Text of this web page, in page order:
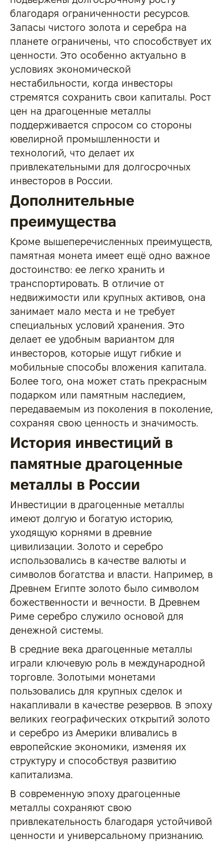
благодаря ограниченности ресурсов.
Запасы чистого золота и серебра на
планете ограничены, что способствует их
ценности. Это особенно актуально в
условиях экономической
нестабильности, когда инвесторы
стремятся сохранить свои капиталы. Рост
цен на драгоценные металлы
поддерживается спросом со стороны
ювелирной промышленности и
технологий, что делает их
привлекательными для долгосрочных
инвесторов в России.
Дополнительные
преимущества
Кроме вышеперечисленных преимуществ,
памятная монета имеет ещё одно важное
достоинство: ее легко хранить и
транспортировать. В отличие от
недвижимости или крупных активов, она
занимает мало места и не требует
специальных условий хранения. Это
делает ее удобным вариантом для
инвесторов, которые ищут гибкие и
мобильные способы вложения капитала.
Более того, она может стать прекрасным
подарком или памятным наследием,
передаваемым из поколения в поколение,
сохраняя свою ценность и значимость.
История инвестиций в
памятные драгоценные
металлы в России
Инвестиции в драгоценные металлы
имеют долгую и богатую историю,
уходящую корнями в древние
цивилизации. Золото и серебро
использовались в качестве валюты и
символов богатства и власти. Например, в
Древнем Египте золото было символом
божественности и вечности. В Древнем
Риме серебро служило основой для
денежной системы.
В средние века драгоценные металлы
играли ключевую роль в международной
торговле. Золотыми монетами
пользовались для крупных сделок и
накапливали в качестве резервов. В эпоху
великих географических открытий золото
и серебро из Америки вливались в
европейские экономики, изменяя их
структуру и способствуя развитию
капитализма.
В современную эпоху драгоценные
металлы сохраняют свою
привлекательность благодаря устойчивой
ценности и универсальному признанию.